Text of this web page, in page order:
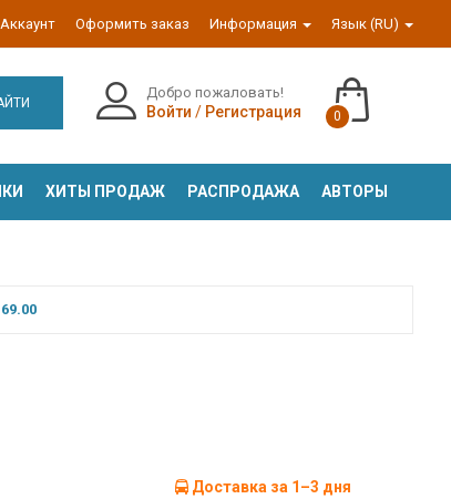
Оформить заказ Информация Язык (RU)
Добро пожаловать!
Войти / Регистрация 0
ХИТЫ ПРОДАЖ РАСПРОДАЖА АВТОРЫ
Доставка за 1–3 дня